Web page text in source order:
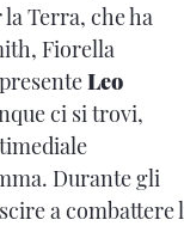
Terra, che ha
Fiorella
Leo
ci si trovi,
Durante gli
a combattere